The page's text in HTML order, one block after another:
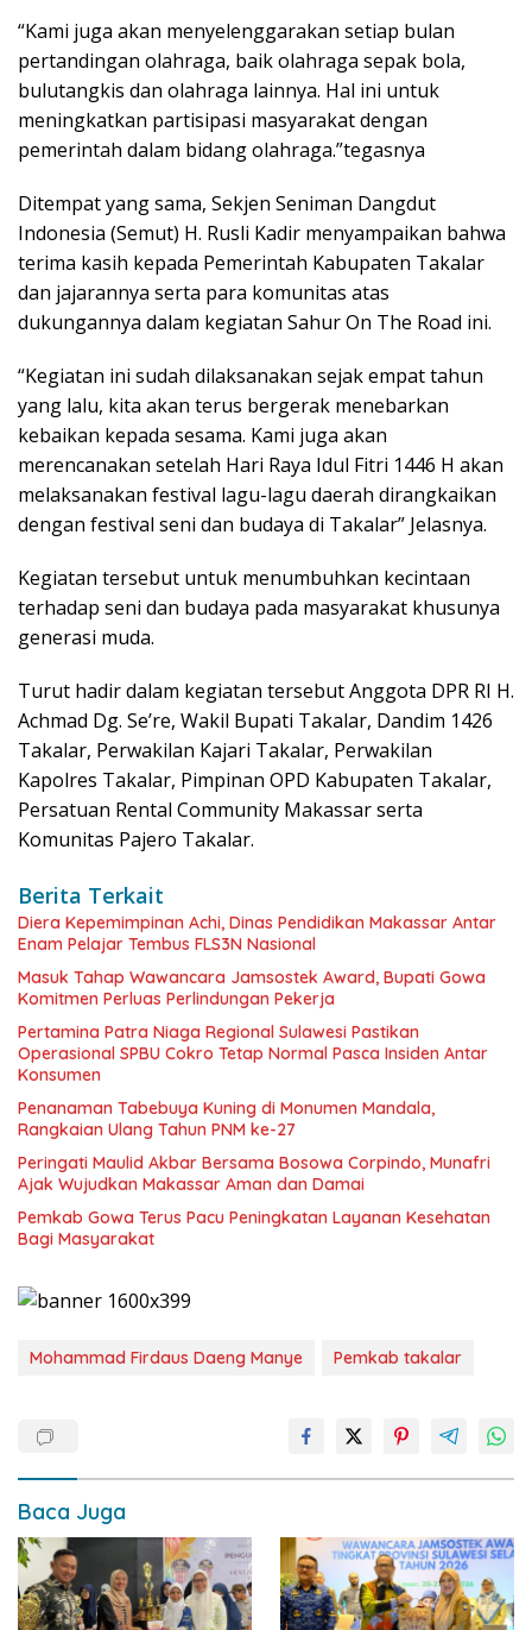
“Kami juga akan menyelenggarakan setiap bulan
pertandingan olahraga, baik olahraga sepak bola,
bulutangkis dan olahraga lainnya. Hal ini untuk
meningkatkan partisipasi masyarakat dengan
pemerintah dalam bidang olahraga.”tegasnya
Ditempat yang sama, Sekjen Seniman Dangdut
Indonesia (Semut) H. Rusli Kadir menyampaikan bahwa
terima kasih kepada Pemerintah Kabupaten Takalar
dan jajarannya serta para komunitas atas
dukungannya dalam kegiatan Sahur On The Road ini.
“Kegiatan ini sudah dilaksanakan sejak empat tahun
yang lalu, kita akan terus bergerak menebarkan
kebaikan kepada sesama. Kami juga akan
merencanakan setelah Hari Raya Idul Fitri 1446 H akan
melaksanakan festival lagu-lagu daerah dirangkaikan
dengan festival seni dan budaya di Takalar” Jelasnya.
Kegiatan tersebut untuk menumbuhkan kecintaan
terhadap seni dan budaya pada masyarakat khusunya
generasi muda.
Turut hadir dalam kegiatan tersebut Anggota DPR RI H.
Achmad Dg. Se’re, Wakil Bupati Takalar, Dandim 1426
Takalar, Perwakilan Kajari Takalar, Perwakilan
Kapolres Takalar, Pimpinan OPD Kabupaten Takalar,
Persatuan Rental Community Makassar serta
Komunitas Pajero Takalar.
Berita Terkait
Diera Kepemimpinan Achi, Dinas Pendidikan Makassar Antar
Enam Pelajar Tembus FLS3N Nasional
Masuk Tahap Wawancara Jamsostek Award, Bupati Gowa
Komitmen Perluas Perlindungan Pekerja
Pertamina Patra Niaga Regional Sulawesi Pastikan
Operasional SPBU Cokro Tetap Normal Pasca Insiden Antar
Konsumen
Penanaman Tabebuya Kuning di Monumen Mandala,
Rangkaian Ulang Tahun PNM ke-27
Peringati Maulid Akbar Bersama Bosowa Corpindo, Munafri
Ajak Wujudkan Makassar Aman dan Damai
Pemkab Gowa Terus Pacu Peningkatan Layanan Kesehatan
Bagi Masyarakat
Mohammad Firdaus Daeng Manye Pemkab takalar
Baca Juga